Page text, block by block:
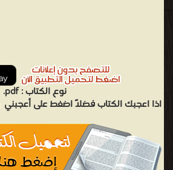
نوع الكتاب :pdf.
اذا اعجبك الكتاب فضلاً اضغط على أعجبني